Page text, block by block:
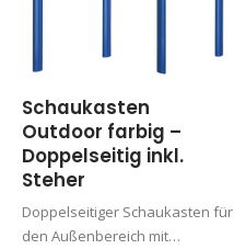
Schaukasten
Outdoor farbig –
Doppelseitig inkl.
Steher
Doppelseitiger Schaukasten für
den Außenbereich mit